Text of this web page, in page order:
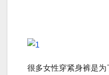
很多女性穿紧身裤是为